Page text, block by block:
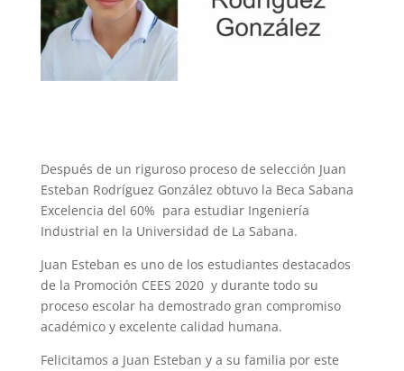
Después de un riguroso proceso de selección Juan
Esteban Rodríguez González obtuvo la Beca Sabana
Excelencia del 60% para estudiar Ingeniería
Industrial en la Universidad de La Sabana.
Juan Esteban es uno de los estudiantes destacados
de la Promoción CEES 2020 y durante todo su
proceso escolar ha demostrado gran compromiso
académico y excelente calidad humana.
Felicitamos a Juan Esteban y a su familia por este